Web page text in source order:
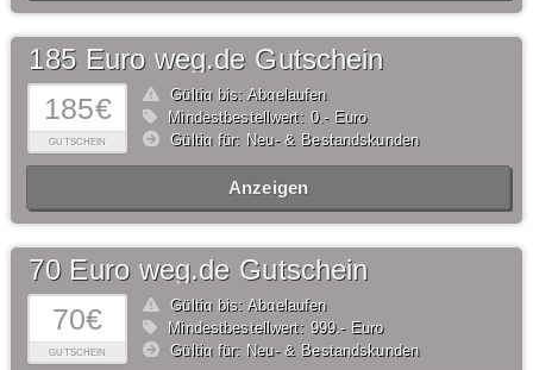
185€
GUTSCHEIN
185 Euro weg.de Gutschein
Gültig bis: Abgelaufen
Mindestbestellwert: 0,- Euro
Gültig für: Neu- & Bestandskunden
Anzeigen
70€
GUTSCHEIN
70 Euro weg.de Gutschein
Gültig bis: Abgelaufen
Mindestbestellwert: 999,- Euro
Gültig für: Neu- & Bestandskunden